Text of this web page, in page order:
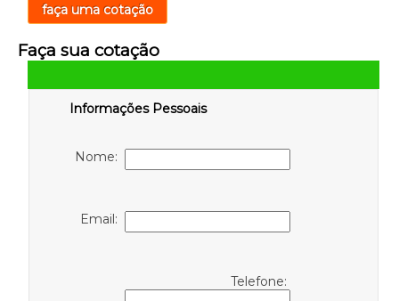
faça uma cotação
Faça sua cotação
Informações Pessoais
Nome:
Email:
Telefone: